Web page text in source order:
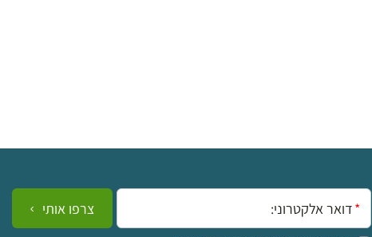
אימייל:
צרפו אותי